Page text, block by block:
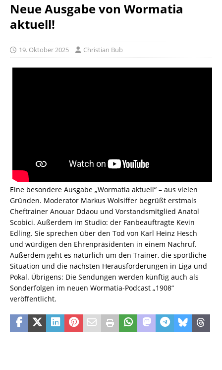
Neue Ausgabe von Wormatia
aktuell!
19. Oktober 2025 Christian Bub
Eine besondere Ausgabe „Wormatia aktuell“ – aus vielen
Gründen. Moderator Markus Wolsiffer begrüßt erstmals
Cheftrainer Anouar Ddaou und Vorstandsmitglied Anatol
Scobici. Außerdem im Studio: der Fanbeauftragte Kevin
Edling. Sie sprechen über den Tod von Karl Heinz Hesch
und würdigen den Ehrenpräsidenten in einem Nachruf.
Außerdem geht es natürlich um den Trainer, die sportliche
Situation und die nächsten Herausforderungen in Liga und
Pokal. Übrigens: Die Sendungen werden künftig auch als
Sonderfolgen im neuen Wormatia-Podcast „1908“
veröffentlicht.